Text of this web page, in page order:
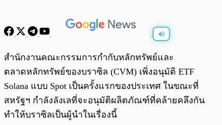
สำนักงานคณะกรรมการกำกับหลักทรัพย์และ
ตลาดหลักทรัพย์ของบราซิล (CVM) เพิ่งอนุมัติ ETF
Solana แบบ Spot เป็นครั้งแรกของประเทศ ในขณะที่
สหรัฐฯ กำลังลังเลที่จะอนุมัติผลิตภัณฑ์ที่คล้ายคลึงกัน
ทำให้บราซิลเป็นผู้นำในเรื่องนี้